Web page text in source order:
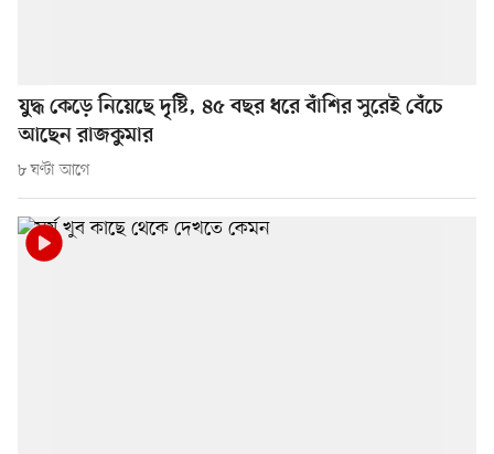
যুদ্ধ কেড়ে নিয়েছে দৃষ্টি, ৪৫ বছর ধরে বাঁশির সুরেই বেঁচে
আছেন রাজকুমার
৮ ঘণ্টা আগে